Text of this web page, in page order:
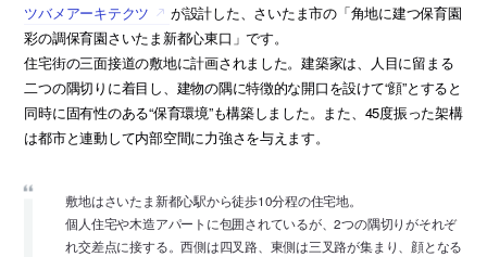
ツバメアーキテクツ
が設計した、さいたま市の「角地に建つ保育園
彩の調保育園さいたま新都心東口」です。
住宅街の三面接道の敷地に計画されました。建築家は、人目に留まる
二つの隅切りに着目し、建物の隅に特徴的な開口を設けて“顔”とすると
同時に固有性のある“保育環境”も構築しました。また、45度振った架構
は都市と連動して内部空間に力強さを与えます。
敷地はさいたま新都心駅から徒歩10分程の住宅地。
個人住宅や木造アパートに包囲されているが、2つの隅切りがそれぞ
れ交差点に接する。西側は四叉路、東側は三叉路が集まり、顔となる